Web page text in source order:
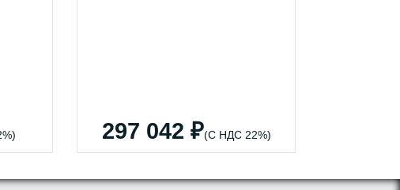
297 042 ₽(С НДС 22%)